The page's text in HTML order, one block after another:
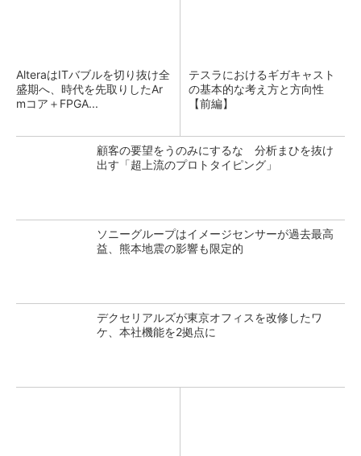
AlteraはITバブルを切り抜け全
盛期へ、時代を先取りしたAr
mコア＋FPGA...
テスラにおけるギガキャスト
の基本的な考え方と方向性
【前編】
顧客の要望をうのみにするな 分析まひを抜け
出す「超上流のプロトタイピング」
ソニーグループはイメージセンサーが過去最高
益、熊本地震の影響も限定的
デクセリアルズが東京オフィスを改修したワ
ケ、本社機能を2拠点に